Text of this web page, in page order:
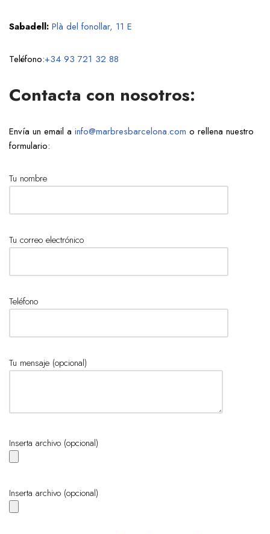
Sabadell: Plà del fonollar, 11 E
Teléfono:+34 93 721 32 88
Contacta con nosotros:
Envía un email a info@marbresbarcelona.com o rellena nuestro
formulario:
Tu nombre
Tu correo electrónico
Teléfono
Tu mensaje (opcional)
Inserta archivo (opcional)
Inserta archivo (opcional)